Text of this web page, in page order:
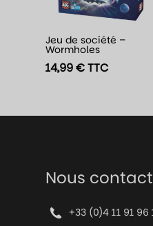
Jeu de société –
Wormholes
14,99€TTC
Nous
+33 (0)4 11 91 96